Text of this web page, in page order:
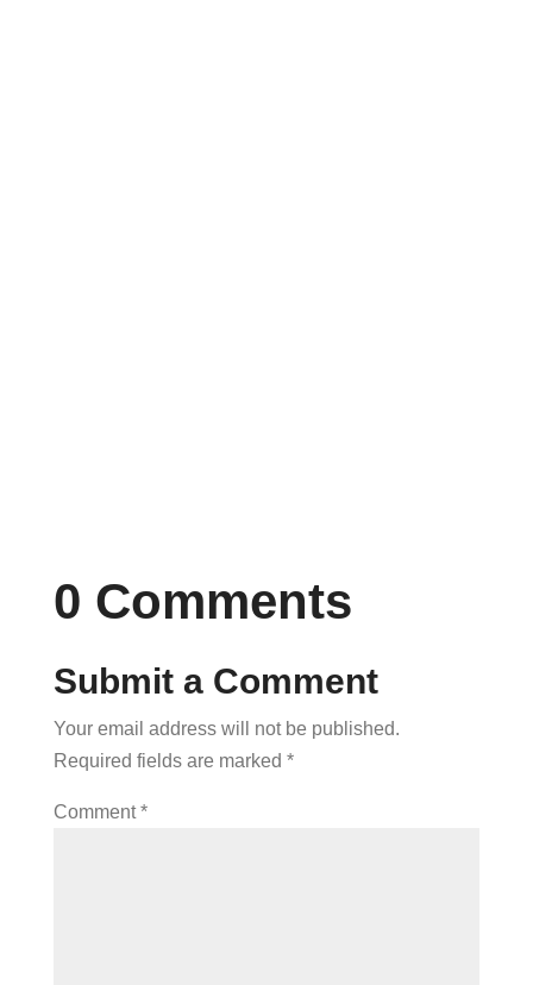
0 Comments
Submit a Comment
Your email address will not be published.
Required fields are marked *
Comment*